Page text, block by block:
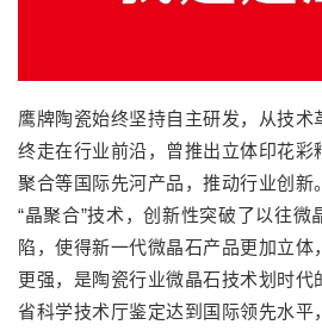
鹰牌陶瓷始终坚持自主研发，从技术
终走在行业前沿，曾推出立体印花彩
聚合等国际先河产品，推动行业创新
“晶聚合”技术，创新性突破了以往
陷，使得新一代微晶石产品更加立体
更强，是陶瓷行业微晶石技术划时代
省科学技术厅鉴定达到国际领先水平